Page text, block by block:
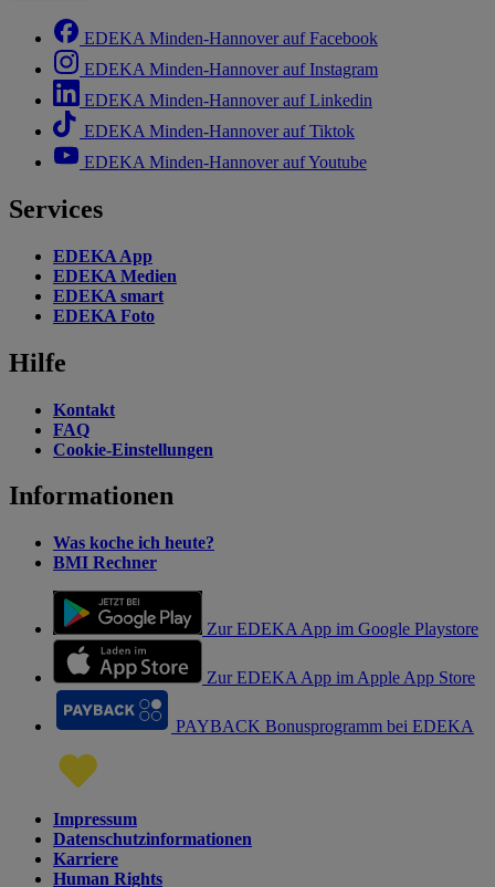
EDEKA Minden-Hannover auf Facebook
EDEKA Minden-Hannover auf Instagram
EDEKA Minden-Hannover auf Linkedin
EDEKA Minden-Hannover auf Tiktok
EDEKA Minden-Hannover auf Youtube
Services
EDEKA App
EDEKA Medien
EDEKA smart
EDEKA Foto
Hilfe
Kontakt
FAQ
Cookie-Einstellungen
Informationen
Was koche ich heute?
BMI Rechner
Zur EDEKA App im Google Playstore
Zur EDEKA App im Apple App Store
PAYBACK Bonusprogramm bei EDEKA
Impressum
Datenschutzinformationen
Karriere
Human Rights